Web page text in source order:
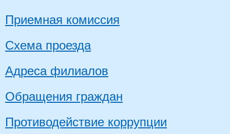
Приемная комиссия
Схема проезда
Адреса филиалов
Обращения граждан
Противодействие коррупции